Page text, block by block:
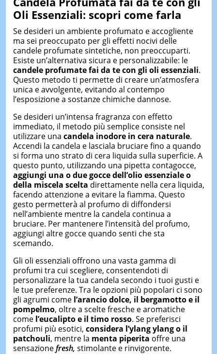
Oli Essenziali: scopri come farla
Se desideri un ambiente profumato e accogliente
ma sei preoccupato per gli effetti nocivi delle
candele profumate sintetiche, non preoccuparti.
Esiste un’alternativa sicura e personalizzabile: le
candele profumate fai da te con gli oli essenziali.
Questo metodo ti permette di creare un’atmosfera
unica e avvolgente, evitando al contempo
l’esposizione a sostanze chimiche dannose.
Se desideri un’intensa fragranza con effetto
immediato, il metodo più semplice consiste nel
utilizzare una candela inodore in cera naturale.
Accendi la candela e lasciala bruciare fino a quando
si forma uno strato di cera liquida sulla superficie. A
questo punto, utilizzando una pipetta contagocce,
aggiungi una o due gocce dell’olio essenziale o
della miscela scelta direttamente nella cera liquida,
facendo attenzione a evitare la fiamma. Questo
gesto permetterà al profumo di diffondersi
nell’ambiente mentre la candela continua a
bruciare. Per mantenere l’intensità del profumo,
aggiungi altre gocce quando senti che sta
scemando.
Gli oli essenziali offrono una vasta gamma di
profumi tra cui scegliere, consentendoti di
personalizzare la tua candela secondo i tuoi gusti e
le tue preferenze. Tra le opzioni più popolari ci sono
gli agrumi come l’arancio dolce, il bergamotto e il
pompelmo, oltre a scelte fresche e aromatiche
come l’eucalipto e il timo rosso. Se preferisci
profumi più esotici, considera l’ylang ylang o il
patchouli, mentre la menta piperita offre una
sensazionefresh, stimolante e rinvigorente.